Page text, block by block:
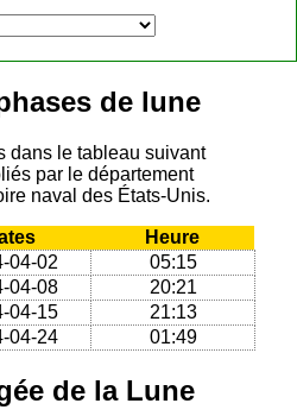
de lune
dans le tableau suivant
par le département
naval des États-Unis.
Heure
04-02
05:15
04-08
20:21
04-15
21:13
04-24 01:49
de la Lune